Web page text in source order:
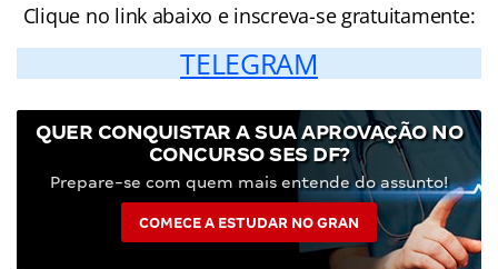
Clique no link abaixo e inscreva-se gratuitamente:
TELEGRAM
QUER CONQUISTAR A SUA APROVAÇÃO NO
CONCURSO SES DF?
Prepare-se com quem mais entende do assunto!
COMECE A ESTUDAR NO GRAN